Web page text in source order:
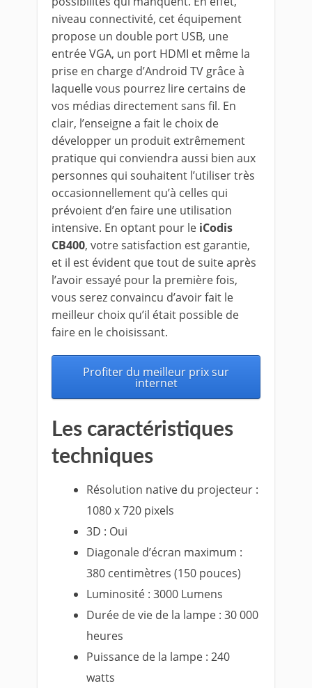
niveau connectivité, cet équipement
propose un double port USB, une
entrée VGA, un port HDMI et même la
prise en charge d’Android TV grâce à
laquelle vous pourrez lire certains de
vos médias directement sans fil. En
clair, l’enseigne a fait le choix de
développer un produit extrêmement
pratique qui conviendra aussi bien aux
personnes qui souhaitent l’utiliser très
occasionnellement qu’à celles qui
prévoient d’en faire une utilisation
intensive. En optant pour le iCodis
CB400, votre satisfaction est garantie,
et il est évident que tout de suite après
l’avoir essayé pour la première fois,
vous serez convaincu d’avoir fait le
meilleur choix qu’il était possible de
faire en le choisissant.
Profiter du meilleur prix sur
internet
Les caractéristiques
techniques
Résolution native du projecteur :
1080 x 720 pixels
3D : Oui
Diagonale d’écran maximum :
380 centimètres (150 pouces)
Luminosité : 3000 Lumens
Durée de vie de la lampe : 30 000
heures
Puissance de la lampe : 240
watts